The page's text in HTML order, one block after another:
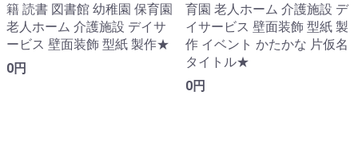
籍 読書 図書館 幼稚園 保育園
老人ホーム 介護施設 デイサ
ービス 壁面装飾 型紙 製作★
0円
育園 老人ホーム 介護施設 デ
イサービス 壁面装飾 型紙 製
作 イベント かたかな 片仮名
タイトル★
0円